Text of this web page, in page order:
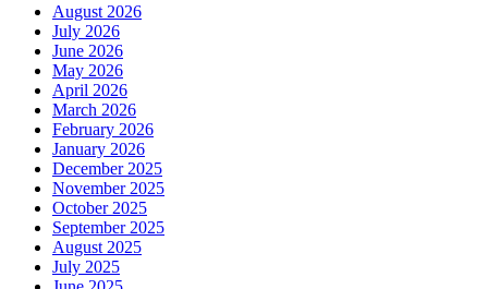
August 2026
July 2026
June 2026
May 2026
April 2026
March 2026
February 2026
January 2026
December 2025
November 2025
October 2025
September 2025
August 2025
July 2025